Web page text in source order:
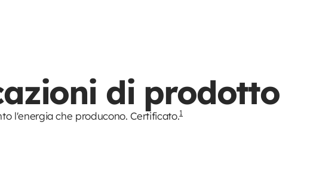
di prodotto
l'energia che producono. Certificato.1